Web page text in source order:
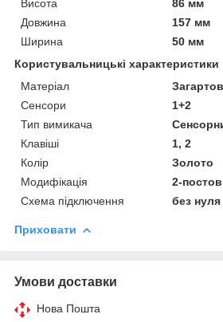
Висота
86 мм
Довжина
157 мм
Ширина
50 мм
Користувальницькі характеристики
Матеріал
Сенсори
1+2
Тип вимикача
Клавіші
1, 2
Колір
Золото
Модифікація
2-
Схема підключення
без нуля
Приховати
Умови доставки
Нова Пошта